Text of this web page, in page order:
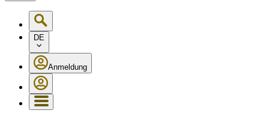
DE
Anmeldung